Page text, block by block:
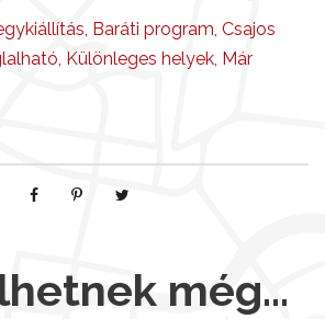
, Baráti program, Csajos
, Különleges helyek, Már
még…